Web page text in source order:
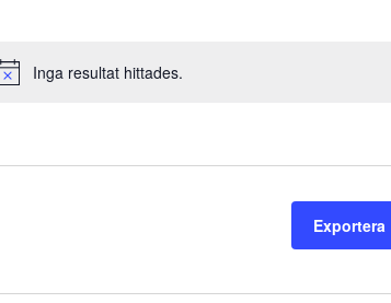
Notice
Inga resultat hittades.
Exportera